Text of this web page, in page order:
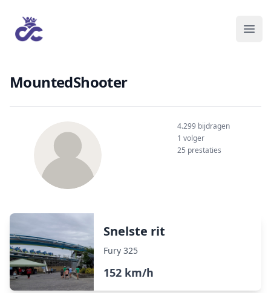
MountedShooter
4.299 bijdragen
1 volger
25 prestaties
Snelste rit
Fury 325
152 km/h